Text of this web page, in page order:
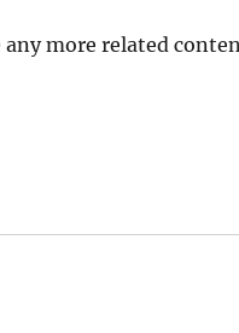
more related